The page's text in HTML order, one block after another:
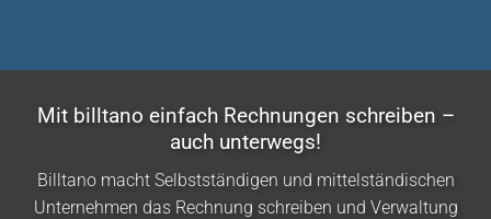
Mit billtano einfach Rechnungen schreiben –
auch unterwegs!
Billtano macht Selbstständigen und mittelständischen
Unternehmen das Rechnung schreiben und Verwaltung